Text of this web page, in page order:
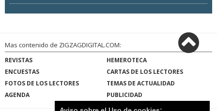
Mas contenido de ZIGZAGDIGITAL.COM:
REVISTAS
HEMEROTECA
ENCUESTAS
CARTAS DE LOS LECTORES
FOTOS DE LOS LECTORES
TEMAS DE ACTUALIDAD
AGENDA
PUBLICIDAD